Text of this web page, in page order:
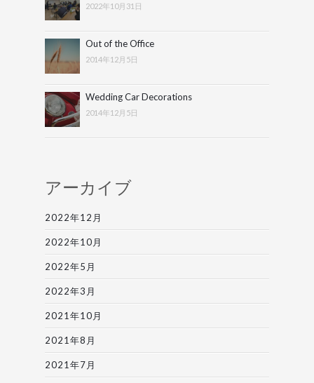
2022年10月31日
Out of the Office
2014年12月5日
Wedding Car Decorations
2014年12月5日
アーカイブ
2022年12月
2022年10月
2022年5月
2022年3月
2021年10月
2021年8月
2021年7月